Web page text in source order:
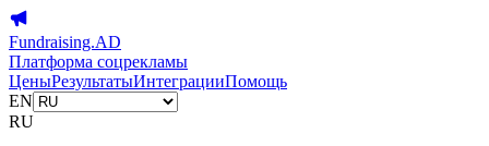
Fundraising.AD
Платформа соцрекламы
ЦеныРезультатыИнтеграцииПомощь
EN
RU